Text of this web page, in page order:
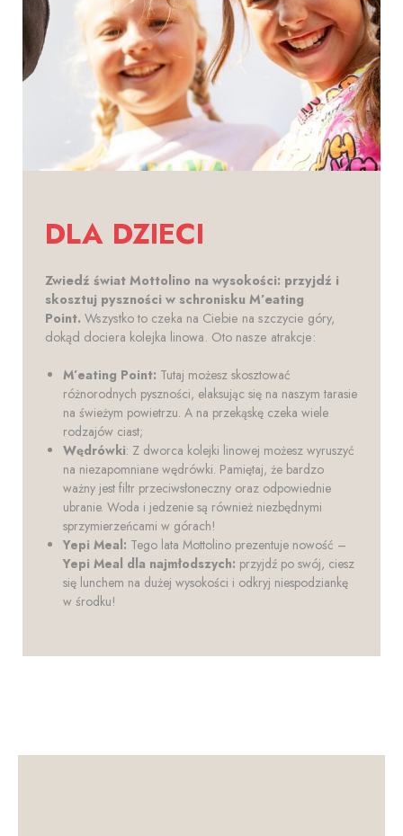
DLA DZIECI
Zwiedź świat Mottolino na wysokości: przyjdź i
skosztuj pyszności w schronisku M’eating
Point. Wszystko to czeka na Ciebie na szczycie góry,
dokąd dociera kolejka linowa. Oto nasze atrakcje:
M’eating Point: Tutaj możesz skosztować
różnorodnych pyszności, elaksując się na naszym tarasie
na świeżym powietrzu. A na przekąskę czeka wiele
rodzajów ciast;
Wędrówki: Z dworca kolejki linowej możesz wyruszyć
na niezapomniane wędrówki. Pamiętaj, że bardzo
ważny jest filtr przeciwsłoneczny oraz odpowiednie
ubranie. Woda i jedzenie są również niezbędnymi
sprzymierzeńcami w górach!
Yepi Meal: Tego lata Mottolino prezentuje nowość –
Yepi Meal dla najmłodszych: przyjdź po swój, ciesz
się lunchem na dużej wysokości i odkryj niespodziankę
w środku!